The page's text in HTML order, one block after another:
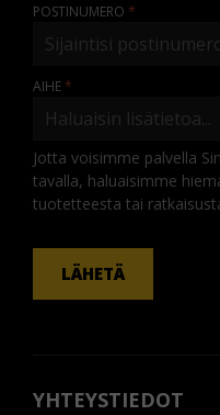
POSTINUMERO
AIHE
Jotta voisimme palvella
tavalla, haluaisimme
tuotetteesta tai
KOMMENTTI
LÄHETÄ
YHTEYSTIEDOT